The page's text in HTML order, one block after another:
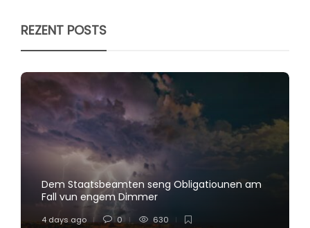
REZENT POSTS
Dem Staatsbeamten seng Obligatiounen am
Fall vun engem Dimmer
4 days ago 0 630